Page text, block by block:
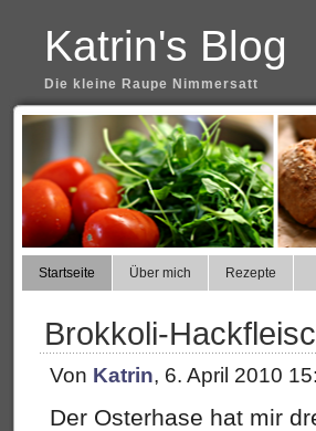
Katrin's Blog
Die kleine Raupe Nimmersatt
Startseite Über mich Rezepte
Brokkoli-
Von Katrin, 6. April 2010
Der Osterhase hat mir